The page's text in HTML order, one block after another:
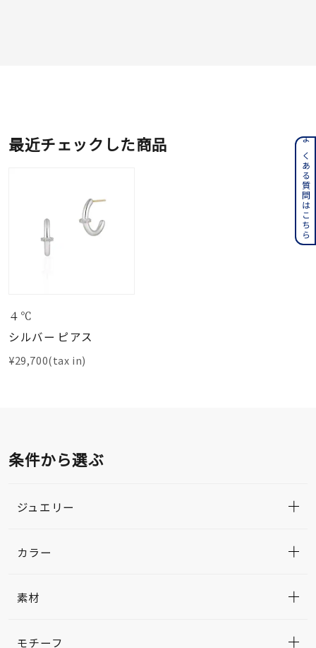
最近チェックした商品
４℃
シルバー ピアス
¥29,700(tax in)
条件から選ぶ
ジュエリー
カラー
素材
モチーフ
よくある質問はこちら